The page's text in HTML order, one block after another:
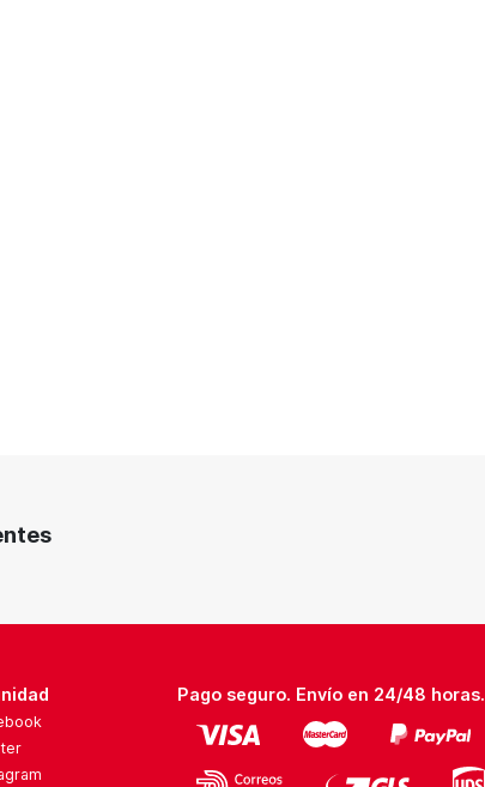
Pago seguro. Envío en 24/48 horas.